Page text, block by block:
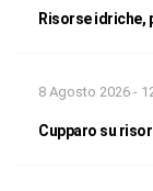
Risorse idriche,
8 Agosto 2026 -
Cupparo su